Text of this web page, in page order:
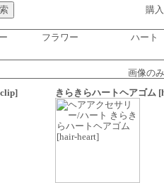
購
フラワー
ハート
画像のみ
きらきらハートヘアゴム